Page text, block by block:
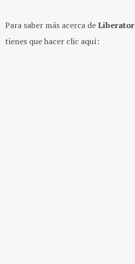
Para saber más acerca deLiberator
tienes que hacer clic aquí: